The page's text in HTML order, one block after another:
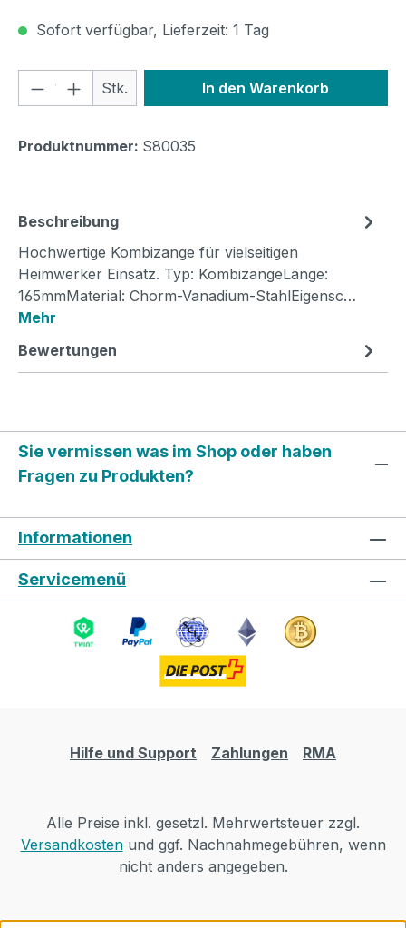
Sofort verfügbar, Lieferzeit: 1 Tag
Produkt Anzahl: Gib den
Stk. In den Warenkorb
Produktnummer: S80035
Beschreibung
Hochwertige Kombizange für vielseitigen
Heimwerker Einsatz. Typ: KombizangeLänge:
165mmMaterial: Chorm-Vanadium-StahlEigensc…
Mehr
Bewertungen
Sie vermissen was im Shop oder haben
Fragen zu Produkten?
Informationen
Servicemenü
Hilfe und Support Zahlungen RMA
Alle Preise inkl. gesetzl. Mehrwertsteuer zzgl.
Versandkostenund ggf. Nachnahmegebühren, wenn
nicht anders angegeben.